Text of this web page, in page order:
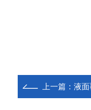
上一篇： 液